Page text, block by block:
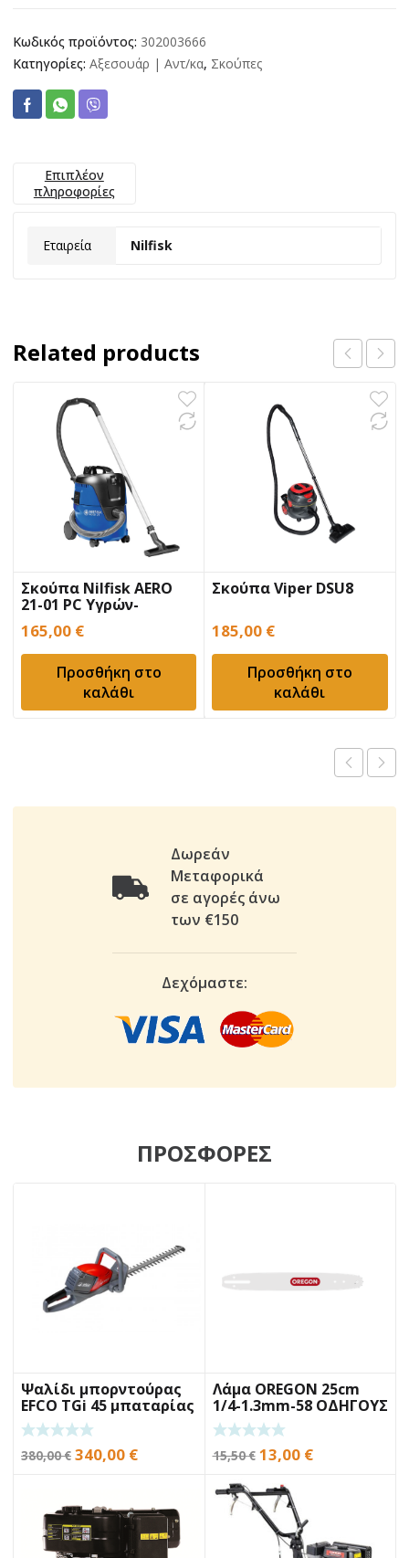
Κωδικός προϊόντος: 302003666
Κατηγορίες: Αξεσουάρ | Αντ/κα, Σκούπες
Επιπλέον
πληροφορίες
Εταιρεία Nilfisk
Related products
Σκούπα Nilfisk AERO
21-01 PC Υγρών-
Στερεών
165,00 €
Προσθήκη στο
καλάθι
Σκούπα Viper DSU8
185,00 €
Προσθήκη στο
καλάθι
Δωρεάν
Μεταφορικά
σε αγορές άνω
των €150
Δεχόμαστε:
ΠΡΟΣΦΟΡΕΣ
Ψαλίδι μπορντούρας
EFCO TGi 45 μπαταρίας
380,00€ Original
380,00 €.
340,00 €Η
είναι:
340,00 €.
Λάμα OREGON 25cm
1/4-1.3mm-58 ΟΔΗΓΟΥΣ
15,50€ Original
was:
15,50 €.
13,00 €Η
13,00 €.